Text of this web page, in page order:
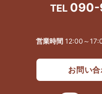
TEL 090-
営業時間 12:00～
お問い